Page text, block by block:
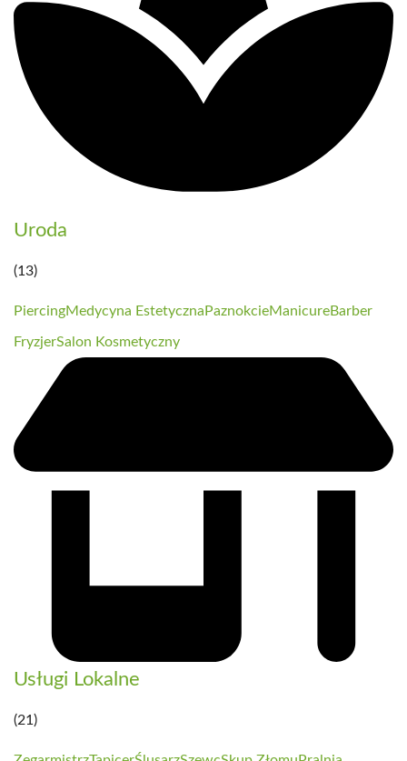
Uroda
(13)
PiercingMedycyna Estetyczna PaznokcieManicureBarber
FryzjerSalon Kosmetyczny
Usługi Lokalne
(21)